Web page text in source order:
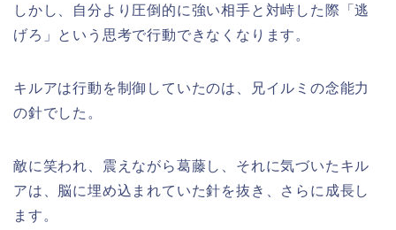
しかし、自分より圧倒的に強い相手と対峙した際「逃
げろ」という思考で行動できなくなります。
キルアは行動を制御していたのは、兄イルミの念能力
の針でした。
敵に笑われ、震えながら葛藤し、それに気づいたキル
アは、脳に埋め込まれていた針を抜き、さらに成長し
ます。